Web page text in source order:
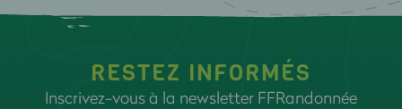
RESTEZ INFORMÉS
Inscrivez-vous à la newsletter FFRandonnée